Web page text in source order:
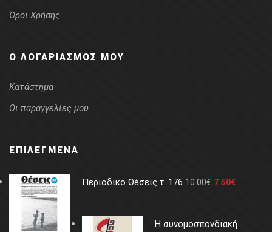
Όροι Χρήσης
Ο ΛΟΓΑΡΙΑΣΜΌΣ ΜΟΥ
Κατάστημα
Οι παραγγελίες μου
ΕΠΙΛΕΓΜΈΝΑ
Περιοδικό Θέσεις τ. 176 10.00€ 7.50€
Η συνομοσπονδιακή